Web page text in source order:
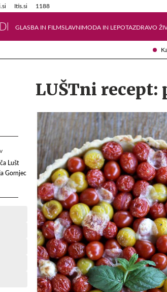
Itis.si 1188
GLASBA IN FILMSLAVNIMODA IN LEPOTAZDRAVO
Tehnik
Lušt
Gornjec
LUŠTni